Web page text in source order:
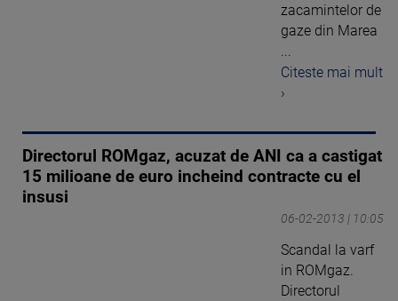
zacamintelor de
gaze din Marea
Citeste mai mult
›
Directorul ROMgaz, acuzat de ANI ca a castigat
15 milioane de euro incheind contracte cu el
insusi
06-02-2013 | 10:05
Scandal la varf
in ROMgaz.
Directorul